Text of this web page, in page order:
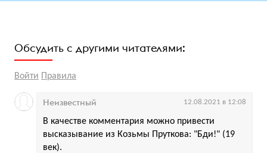
Обсудить с другими читателями:
Войти Правила
В качестве комментария можно привести
высказывание из Козьмы Пруткова: "Бди!" (19
век).
Неизвестный 12.08.2021 в 12:08